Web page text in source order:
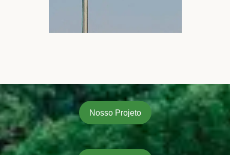
Nosso Projeto